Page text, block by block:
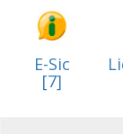
E-Sic
[7]